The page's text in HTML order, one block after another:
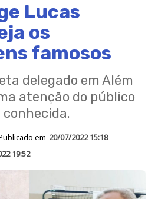
Lucas
os
famosos
delegado em Além
atenção do público
em 20/07/2022 15:18
19:52